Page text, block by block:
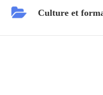
Culture et